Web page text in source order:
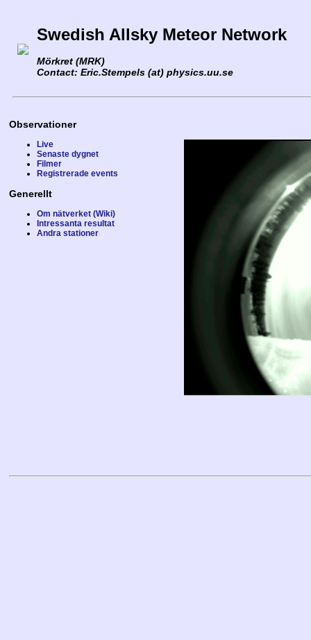
Swedish Allsky Meteor Network
Mörkret (MRK)
Contact: Eric.Stempels (at) physics.uu.se
Observationer
Live
Senaste dygnet
Filmer
Registrerade events
Generellt
Om nätverket (Wiki)
Intressanta resultat
Andra stationer